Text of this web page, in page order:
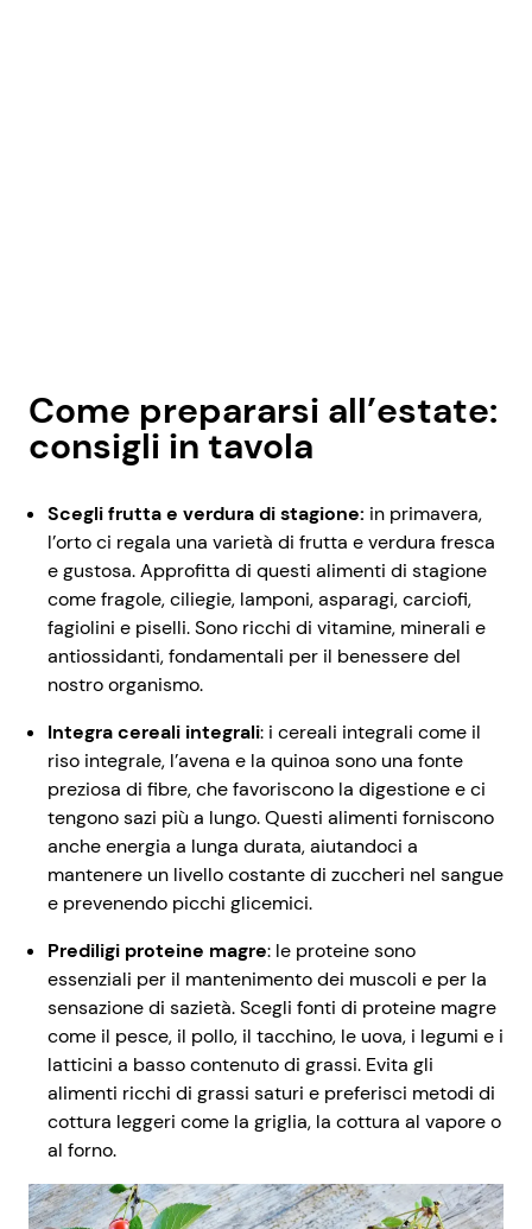
Come prepararsi all’estate:
consigli in tavola
Scegli frutta e verdura di stagione: in primavera,
l’orto ci regala una varietà di frutta e verdura fresca
e gustosa. Approfitta di questi alimenti di stagione
come fragole, ciliegie, lamponi, asparagi, carciofi,
fagiolini e piselli. Sono ricchi di vitamine, minerali e
antiossidanti, fondamentali per il benessere del
nostro organismo.
Integra cereali integrali: i cereali integrali come il
riso integrale, l’avena e la quinoa sono una fonte
preziosa di fibre, che favoriscono la digestione e ci
tengono sazi più a lungo. Questi alimenti forniscono
anche energia a lunga durata, aiutandoci a
mantenere un livello costante di zuccheri nel sangue
e prevenendo picchi glicemici.
Prediligi proteine magre: le proteine sono
essenziali per il mantenimento dei muscoli e per la
sensazione di sazietà. Scegli fonti di proteine magre
come il pesce, il pollo, il tacchino, le uova, i legumi e i
latticini a basso contenuto di grassi. Evita gli
alimenti ricchi di grassi saturi e preferisci metodi di
cottura leggeri come la griglia, la cottura al vapore o
al forno.